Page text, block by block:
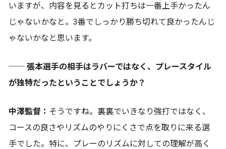
いますが、内容を見るとカット打ちは一番上手かったん
じゃないかなと。3番でしっかり勝ち切れて良かったんじ
ゃないかなと思います。
── 張本選手の相手はラバーではなく、プレースタイル
が独特だったということでしょうか？
中澤監督： そうですね。裏裏でいきなり強打ではなく、
コースの良さやリズムのやりにくさで点を取りに来る選
手でした。特に、プレーのリズムに対しての理解が高く